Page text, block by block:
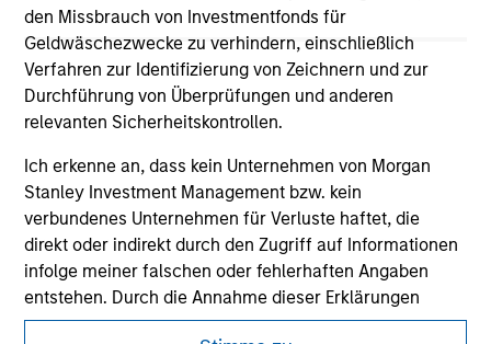
den Missbrauch von Investmentfonds für
Geldwäschezwecke zu verhindern, einschließlich
Verfahren zur Identifizierung von Zeichnern und zur
Durchführung von Überprüfungen und anderen
relevanten Sicherheitskontrollen.
Ich erkenne an, dass kein Unternehmen von Morgan
Stanley Investment Management bzw. kein
verbundenes Unternehmen für Verluste haftet, die
direkt oder indirekt durch den Zugriff auf Informationen
infolge meiner falschen oder fehlerhaften Angaben
entstehen. Durch die Annahme dieser Erklärungen
bestätige ich ebenfalls mein Einverständnis mit
Morgan Stanley